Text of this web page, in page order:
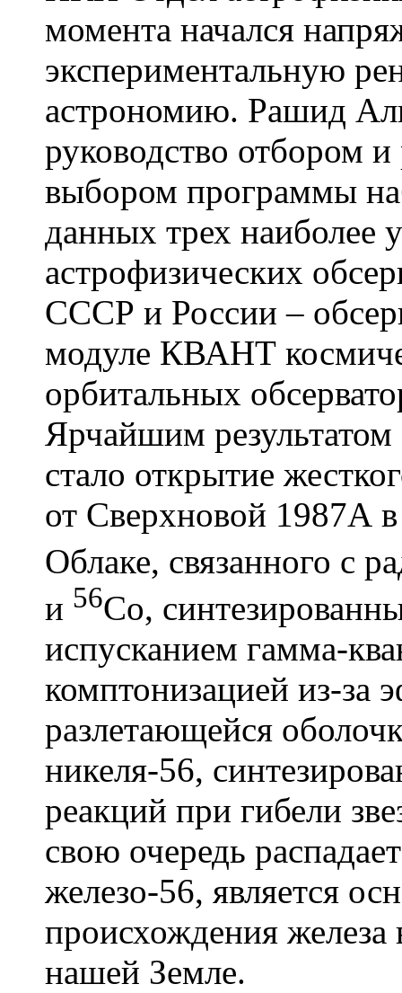
момента начался
экспериментальную
астрономию. Рашид
руководство отбором
выбором программы
данных трех наиболее
астрофизических
СССР и России –
модуле КВАНТ
орбитальных
Ярчайшим
стало открытие
от Сверхновой 1987А
Облаке, связанного с
и 56Со,
испусканием гамма-
комптонизацией из-за
разлетающейся
никеля-56,
реакций при гибели
свою очередь
железо-56, является
происхождения железа
нашей Земле.